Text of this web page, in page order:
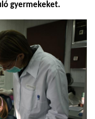
gyermekeket.